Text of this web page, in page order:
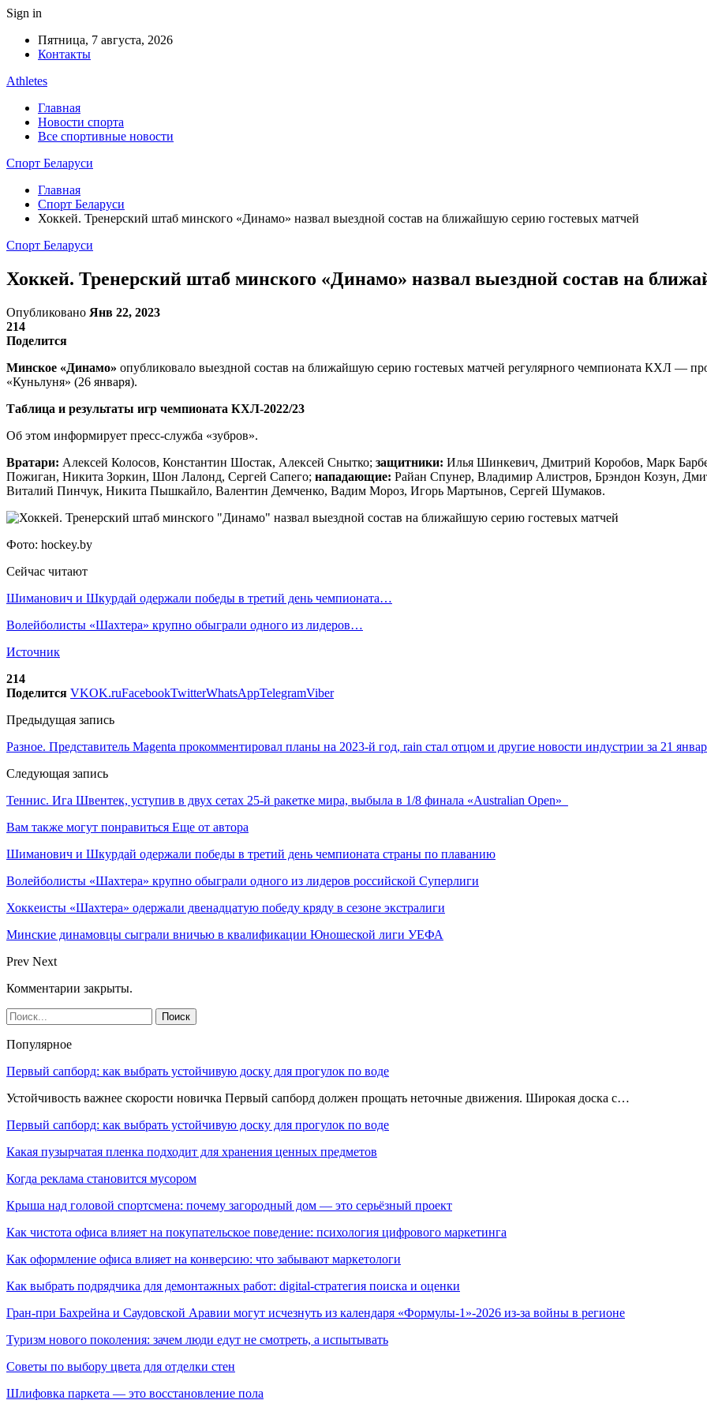
Sign in
Пятница, 7 августа, 2026
Контакты
Athletes
Главная
Новости спорта
Все спортивные новости
Спорт Беларуси
Главная
Спорт Беларуси
Хоккей. Тренерский штаб минского «Динамо» назвал выездной состав на ближайшую серию гостевых матчей
Спорт Беларуси
Хоккей. Тренерский штаб минского «Динамо» назвал выездной состав на
Опубликовано Янв 22, 2023
214
Поделится
Минское «Динамо» опубликовало выездной состав на ближайшую серию гостевых матчей регулярного чемпионата КХЛ —
«Куньлуня» (26 января).
Таблица и результаты игр чемпионата КХЛ-2022/23
Об этом информирует пресс-служба «зубров».
Вратари: Алексей Колосов, Константин Шостак, Алексей Снытко; защитники: Илья Шинкевич, Дмитрий Коробов, Марк
Пожиган, Никита Зоркин, Шон Лалонд, Сергей Сапего; нападающие: Райан Спунер, Владимир Алистров, Брэндон Козун,
Виталий Пинчук, Никита Пышкайло, Валентин Демченко, Вадим Мороз, Игорь Мартынов, Сергей Шумаков.
Фото: hockey.by
Сейчас читают
Шиманович и Шкурдай одержали победы в третий день чемпионата…
Волейболисты «Шахтера» крупно обыграли одного из лидеров…
Источник
214
Поделится VKOK.ruFacebookTwitterWhatsAppTelegramViber
Предыдущая запись
Разное. Представитель Magenta прокомментировал планы на 2023-й год, rain стал отцом и другие новости индустрии за 21
Следующая запись
Теннис. Ига Швентек, уступив в двух сетах 25-й ракетке мира, выбыла в 1/8 финала «Australian Open»
Вам также могут понравиться Еще от автора
Шиманович и Шкурдай одержали победы в третий день чемпионата страны по плаванию
Волейболисты «Шахтера» крупно обыграли одного из лидеров российской Суперлиги
Хоккеисты «Шахтера» одержали двенадцатую победу кряду в сезоне экстралиги
Минские динамовцы сыграли вничью в квалификации Юношеской лиги УЕФА
Prev Next
Комментарии закрыты.
Популярное
Первый сапборд: как выбрать устойчивую доску для прогулок по воде
Устойчивость важнее скорости новичка Первый сапборд должен прощать неточные движения. Широкая доска с…
Первый сапборд: как выбрать устойчивую доску для прогулок по воде
Какая пузырчатая пленка подходит для хранения ценных предметов
Когда реклама становится мусором
Крыша над головой спортсмена: почему загородный дом — это серьёзный проект
Как чистота офиса влияет на покупательское поведение: психология цифрового маркетинга
Как оформление офиса влияет на конверсию: что забывают маркетологи
Как выбрать подрядчика для демонтажных работ: digital-стратегия поиска и оценки
Гран-при Бахрейна и Саудовской Аравии могут исчезнуть из календаря «Формулы-1»-2026 из-за войны в регионе
Туризм нового поколения: зачем люди едут не смотреть, а испытывать
Советы по выбору цвета для отделки стен
Шлифовка паркета — это восстановление пола